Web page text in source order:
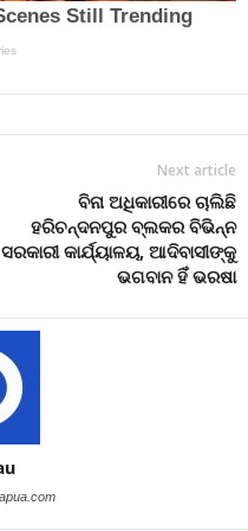
Next article
ବିନା ଅଧିକାରୀରେ ଚାଲିଛି
ହରିଚନ୍ଦନପୁର ବ୍ଲକର ବିଭିନ୍ନ
ସରକାରୀ କାର୍ଯ୍ୟାଳୟ, ଆଦିବାସୀଙ୍କୁ
ଭଗବାନ ହିଁ ଭରଷା